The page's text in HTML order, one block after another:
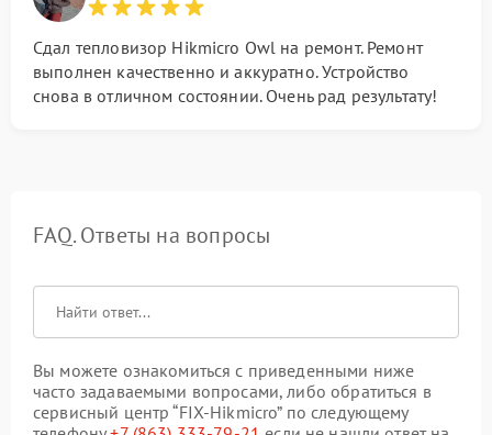
Сдал тепловизор Hikmicro Owl на ремонт. Ремонт
выполнен качественно и аккуратно. Устройство
снова в отличном состоянии. Очень рад результату!
FAQ. Ответы на вопросы
Вы можете ознакомиться с приведенными ниже
часто задаваемыми вопросами, либо обратиться в
сервисный центр “FIX-Hikmicro” по следующему